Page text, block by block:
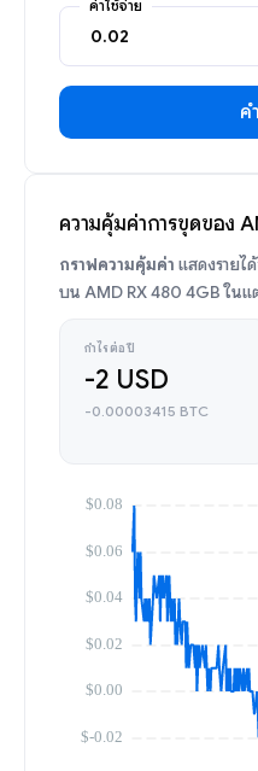
ค่าใช้จ่าย
ค
ความคุ้มค่าการขุดของ
กราฟความคุ้มค่า แสดงรายไ
บน AMD RX 480 4GB ในแ
กำไรต่อปี
-2 USD
-0.00003415 BTC